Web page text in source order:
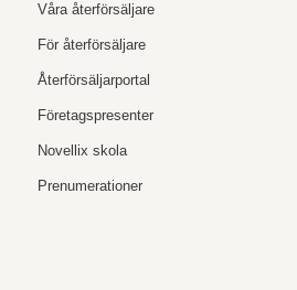
Våra återförsäljare
För återförsäljare
Återförsäljarportal
Företagspresenter
Novellix skola
Prenumerationer